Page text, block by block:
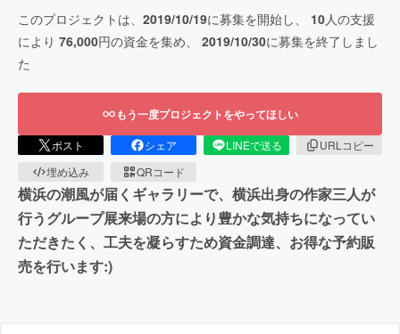
このプロジェクトは、 2019/10/19に募集を開始し、 10人の支援
により 76,000円の資金を集め、 2019/10/30に募集を終了しまし
た
もう一度プロジェクトをやってほしい
ポスト シェア LINEで送る
URLコピー
埋め込み
QRコード
横浜の潮風が届くギャラリーで、横浜出身の作家三人が
行うグループ展来場の方により豊かな気持ちになってい
ただきたく、工夫を凝らすため資金調達、お得な予約販
売を行います:)